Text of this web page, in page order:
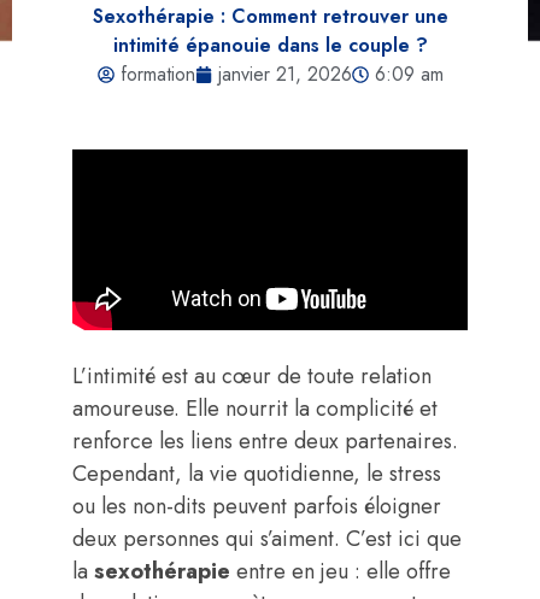
Sexothérapie : Comment retrouver une
intimité épanouie dans le couple ?
formation
janvier 21, 2026 6:09 am
L’intimité est au cœur de toute relation
amoureuse. Elle nourrit la complicité et
renforce les liens entre deux partenaires.
Cependant, la vie quotidienne, le stress
ou les non-dits peuvent parfois éloigner
deux personnes qui s’aiment. C’est ici que
la sexothérapie entre en jeu : elle offre